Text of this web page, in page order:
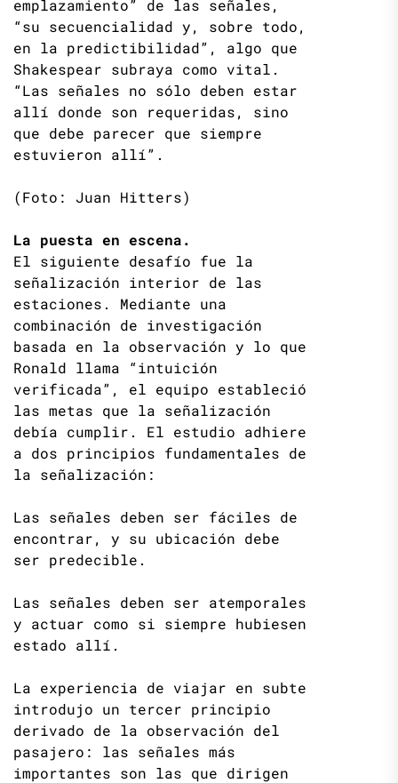
emplazamiento” de las señales,
“su secuencialidad y, sobre todo,
en la predictibilidad”, algo que
Shakespear subraya como vital.
“Las señales no sólo deben estar
allí donde son requeridas, sino
que debe parecer que siempre
estuvieron allí”.
(Foto: Juan Hitters)
La puesta en escena.
El siguiente desafío fue la
señalización interior de las
estaciones. Mediante una
combinación de investigación
basada en la observación y lo que
Ronald llama “intuición
verificada”, el equipo estableció
las metas que la señalización
debía cumplir. El estudio adhiere
a dos principios fundamentales de
la señalización:
Las señales deben ser fáciles de
encontrar, y su ubicación debe
ser predecible.
Las señales deben ser atemporales
y actuar como si siempre hubiesen
estado allí.
La experiencia de viajar en subte
introdujo un tercer principio
derivado de la observación del
pasajero: las señales más
importantes son las que dirigen